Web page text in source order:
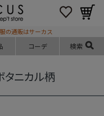
の通販はサーカス
コーデ 検索
タニカル柄